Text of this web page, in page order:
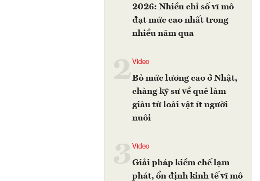
2026: Nhiều chỉ số vĩ mô
đạt mức cao nhất trong
nhiều năm qua
2Video
Bỏ mức lương cao ở Nhật,
chàng kỹ sư về quê làm
giàu từ loài vật ít người
nuôi
Video
Giải pháp kiềm chế lạm
phát, ổn định kinh tế vĩ mô